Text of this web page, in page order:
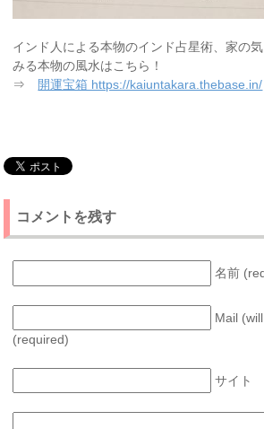
インド人による本物のインド占星術、家の
みる本物の風水はこちら！
⇒ 開運宝箱 https://kaiuntakara.thebase.in/
コメントを残す
名前
Mail
(required)
サイト